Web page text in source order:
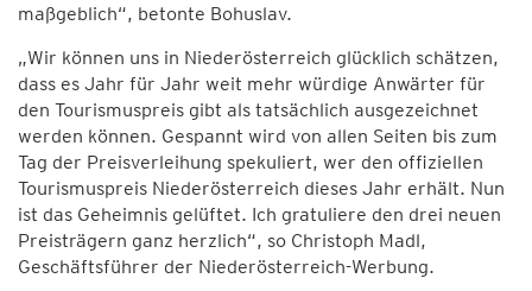
maßgeblich“, betonte Bohuslav.
„Wir können uns in Niederösterreich glücklich schätzen,
dass es Jahr für Jahr weit mehr würdige Anwärter für
den Tourismuspreis gibt als tatsächlich ausgezeichnet
werden können. Gespannt wird von allen Seiten bis zum
Tag der Preisverleihung spekuliert, wer den offiziellen
Tourismuspreis Niederösterreich dieses Jahr erhält. Nun
ist das Geheimnis gelüftet. Ich gratuliere den drei neuen
Preisträgern ganz herzlich“, so Christoph Madl,
Geschäftsführer der Niederösterreich-Werbung.